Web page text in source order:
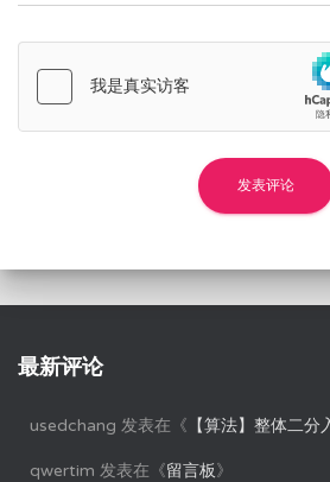
最新评论
usedchang 发表在《 【算法】整体二
qwertim 发表在《留言板》